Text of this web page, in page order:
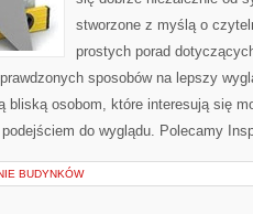
stworzone z myślą o
prostych porad
sposobów na lepszy
bliską osobom, które interesują się
do wyglądu. Polecamy
BUDYNKÓW